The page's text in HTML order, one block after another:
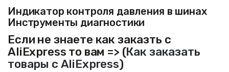
Индикатор контроля давления в шинах
Инструменты диагностики
Если не знаете как заказть с
AliExpress то вам => (Как заказать
товары с AliExpress)